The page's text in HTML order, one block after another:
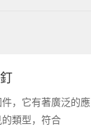
，它有著廣泛的應
類型，符合